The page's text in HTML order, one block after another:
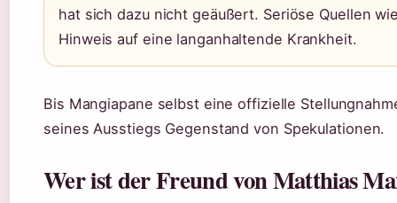
hat sich dazu nicht geäußert. Seriöse Quellen
Hinweis auf eine langanhaltende Krankheit.
Bis Mangiapane selbst eine offizielle
seines Ausstiegs Gegenstand von Spekulationen.
Wer ist der Freund von Matthias